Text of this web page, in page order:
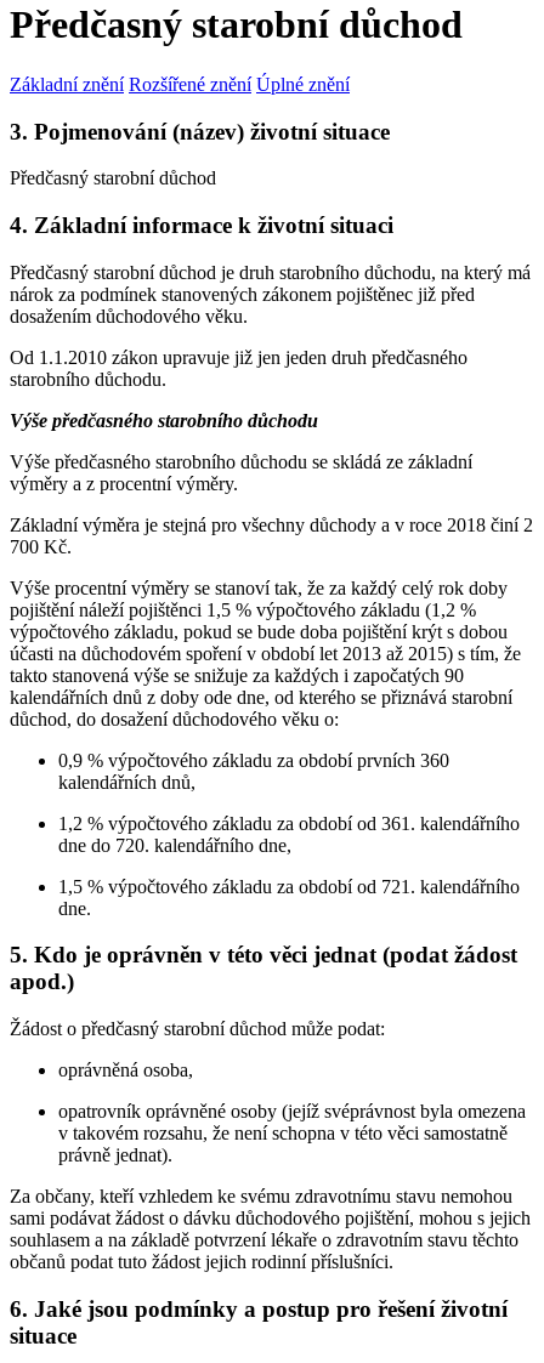
Předčasný starobní důchod
Základní znění Rozšířené znění Úplné znění
3. Pojmenování (název) životní situace
Předčasný starobní důchod
4. Základní informace k životní situaci
Předčasný starobní důchod je druh starobního důchodu, na který má
nárok za podmínek stanovených zákonem pojištěnec již před
dosažením důchodového věku.
Od 1.1.2010 zákon upravuje již jen jeden druh předčasného
starobního důchodu.
Výše předčasného starobního důchodu
Výše předčasného starobního důchodu se skládá ze základní
výměry a z procentní výměry.
Základní výměra je stejná pro všechny důchody a v roce 2018 činí 2
700 Kč.
Výše procentní výměry se stanoví tak, že za každý celý rok doby
pojištění náleží pojištěnci 1,5 % výpočtového základu (1,2 %
výpočtového základu, pokud se bude doba pojištění krýt s dobou
účasti na důchodovém spoření v období let 2013 až 2015) s tím, že
takto stanovená výše se snižuje za každých i započatých 90
kalendářních dnů z doby ode dne, od kterého se přiznává starobní
důchod, do dosažení důchodového věku o:
0,9 % výpočtového základu za období prvních 360
kalendářních dnů,
1,2 % výpočtového základu za období od 361. kalendářního
dne do 720. kalendářního dne,
1,5 % výpočtového základu za období od 721. kalendářního
dne.
5. Kdo je oprávněn v této věci jednat (podat žádost
apod.)
Žádost o předčasný starobní důchod může podat:
oprávněná osoba,
opatrovník oprávněné osoby (jejíž svéprávnost byla omezena
v takovém rozsahu, že není schopna v této věci samostatně
právně jednat).
Za občany, kteří vzhledem ke svému zdravotnímu stavu nemohou
sami podávat žádost o dávku důchodového pojištění, mohou s jejich
souhlasem a na základě potvrzení lékaře o zdravotním stavu těchto
občanů podat tuto žádost jejich rodinní příslušníci.
6. Jaké jsou podmínky a postup pro řešení životní
situace